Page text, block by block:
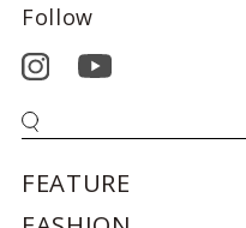
Follow
FEATURE